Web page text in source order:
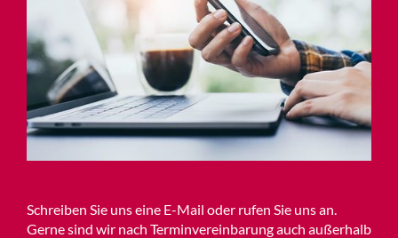
Schreiben Sie uns eine E-Mail oder rufen Sie uns an.
Gerne sind wir nach Terminvereinbarung auch außerhalb